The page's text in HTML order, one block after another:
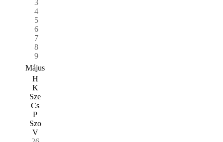
3
4
5
6
7
8
9
Május
H
K
Sze
Cs
P
Szo
V